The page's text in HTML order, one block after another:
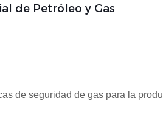
de Petróleo y Gas
de seguridad de gas para la